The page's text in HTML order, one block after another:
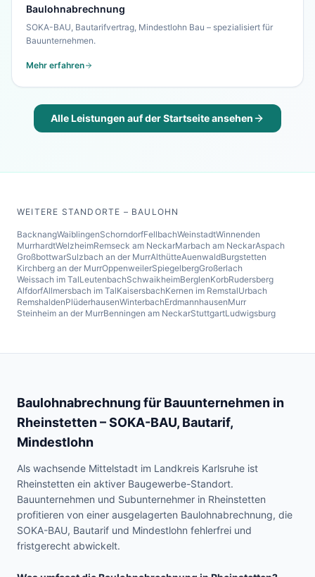
Baulohnabrechnung
SOKA-BAU, Bautarifvertrag, Mindestlohn Bau – spezialisiert für
Bauunternehmen.
Mehr erfahren
Alle Leistungen auf der Startseite ansehen
WEITERE STANDORTE – BAULOHN
BacknangWaiblingenSchorndorfFellbachWeinstadtWinnenden
MurrhardtWelzheimRemseck am NeckarMarbach am NeckarAspach
GroßbottwarSulzbach an der MurrAlthütteAuenwaldBurgstetten
Kirchberg an der MurrOppenweilerSpiegelbergGroßerlach
Weissach im TalLeutenbachSchwaikheimBerglenKorbRudersberg
AlfdorfAllmersbach im TalKaisersbachKernen im RemstalUrbach
RemshaldenPlüderhausenWinterbachErdmannhausenMurr
Steinheim an der MurrBenningen am NeckarStuttgartLudwigsburg
Baulohnabrechnung für Bauunternehmen in
Rheinstetten– SOKA-BAU, Bautarif,
Mindestlohn
Als wachsende Mittelstadt im Landkreis Karlsruhe ist
Rheinstetten ein aktiver Baugewerbe-Standort.
Bauunternehmen und Subunternehmer in Rheinstetten
profitieren von einer ausgelagerten Baulohnabrechnung, die
SOKA-BAU, Bautarif und Mindestlohn fehlerfrei und
fristgerecht abwickelt.